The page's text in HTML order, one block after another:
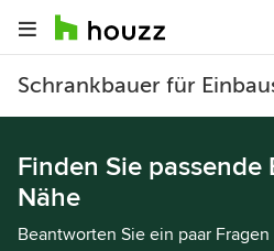
Schrankbauer für
Finden Sie passende
Nähe
Beantworten Sie ein paar